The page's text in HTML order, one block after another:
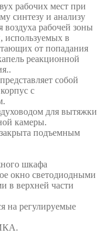
рабочих мест при
синтезу и анализу
воздуха рабочей зоны
используемых в
от попадания
реакционной
собой
с
для вытяжки
камеры.
подъемным
шкафа
окно светодиодными
в верхней части
на регулируемые